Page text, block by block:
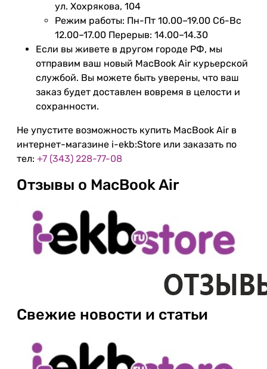
ул. Хохрякова, 104
Режим работы: Пн-Пт 10.00–19.00 Сб-Вс
12.00–17.00 Перерыв: 14.00–14.30
Если вы живете в другом городе РФ, мы
отправим ваш новый MacBook Air курьерской
службой. Вы можете быть уверены, что ваш
заказ будет доставлен вовремя в целости и
сохранности.
Не упустите возможность купить MacBook Air в
интернет-магазине i-ekb:Store или заказать по
тел: +7 (343) 228-77-08
Отзывы о MacBook Air
Свежие новости и статьи